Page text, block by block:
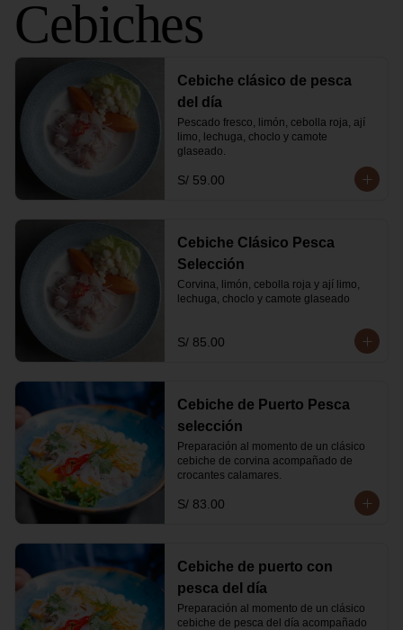
Cebiches
Cebiche clásico de pesca
del día
Pescado fresco, limón, cebolla roja, ají
limo, lechuga, choclo y camote
glaseado.
S/ 59.00
Cebiche Clásico Pesca
Selección
Corvina, limón, cebolla roja y ají limo,
lechuga, choclo y camote glaseado
S/ 85.00
Cebiche de Puerto Pesca
selección
Preparación al momento de un clásico
cebiche de corvina acompañado de
crocantes calamares.
S/ 83.00
Cebiche de puerto con
pesca del día
Preparación al momento de un clásico
cebiche de pesca del día acompañado